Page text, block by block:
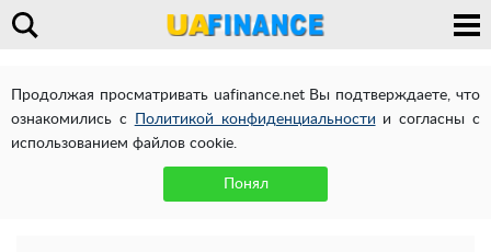
Продолжая просматривать uafinance.net Вы подтверждаете, что
ознакомились с
Политикой конфиденциальности и согласны с
использованием файлов cookie.
Понял